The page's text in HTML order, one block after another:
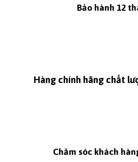
Bảo hành 12
Hàng chính hãng chất
Chăm sóc khách